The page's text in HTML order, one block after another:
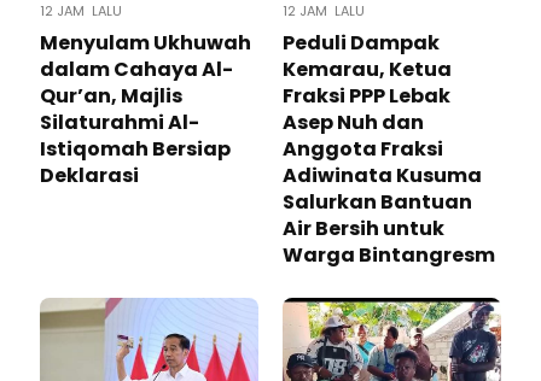
12 JAM LALU
Menyulam Ukhuwah
dalam Cahaya Al-
Qur’an, Majlis
Silaturahmi Al-
Istiqomah Bersiap
Deklarasi
12 JAM LALU
Peduli Dampak
Kemarau, Ketua
Fraksi PPP Lebak
Asep Nuh dan
Anggota Fraksi
Adiwinata Kusuma
Salurkan Bantuan
Air Bersih untuk
Warga Bintangresm